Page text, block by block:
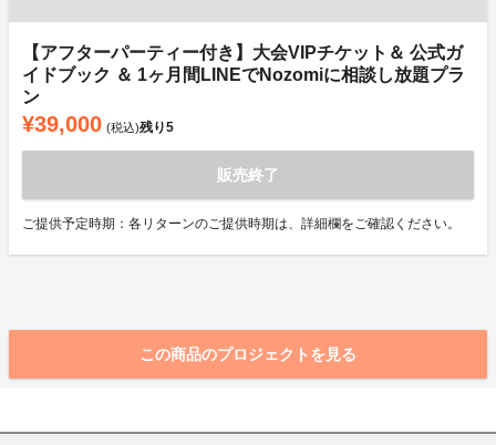
【アフターパーティー付き】大会VIPチケット＆ 公式ガ
イドブック ＆ 1ヶ月間LINEでNozomiに相談し放題プラ
ン
¥39,000 (税込)残り5
販売終了
ご提供予定時期：各リターンのご提供時期は、詳細欄をご確認ください。
この商品のプロジェクトを見る